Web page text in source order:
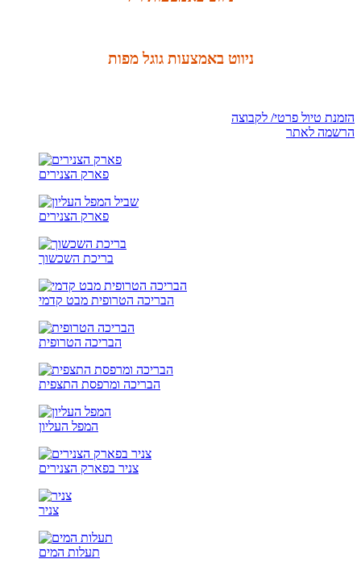
ניווט באמצעות גוגל מפות
הזמנת טיול פרטי/ לקבוצה
הרשמה לאתר
פארק הצנירים
פארק הצנירים
בריכת השכשוך
הבריכה הטרופית מבט קדמי
הבריכה הטרופית
הבריכה ומרפסת התצפית
המפל העליון
צניר בפארק הצנירים
צניר
תעלות המים